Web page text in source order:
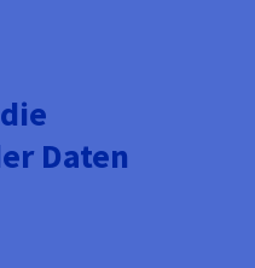
Daten